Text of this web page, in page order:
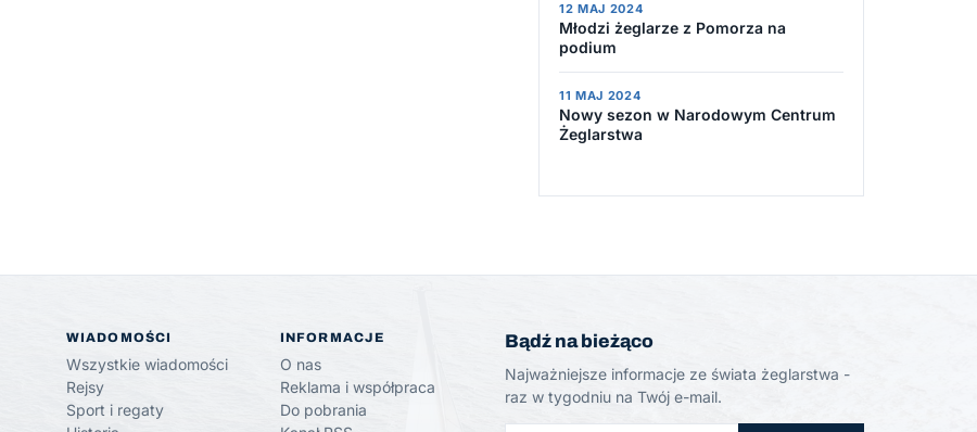
12 MAJ 2024
Młodzi żeglarze z Pomorza na
podium
11 MAJ 2024
Nowy sezon w Narodowym Centrum
Żeglarstwa
WIADOMOŚCI
Wszystkie wiadomości
Rejsy
Sport i regaty
INFORMACJE
O nas
Reklama i współpraca
Do pobrania
Bądź na bieżąco
Najważniejsze informacje ze świata żeglarstwa -
raz w tygodniu na Twój e-mail.